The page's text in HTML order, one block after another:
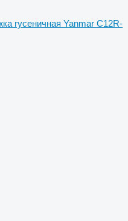
гусеничная Yanmar C12R-